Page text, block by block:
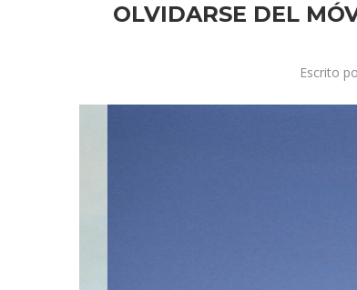
OLVIDARSE DEL
Escrito